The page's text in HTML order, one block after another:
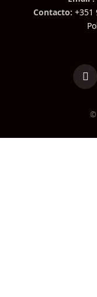
Contacto: +351
©